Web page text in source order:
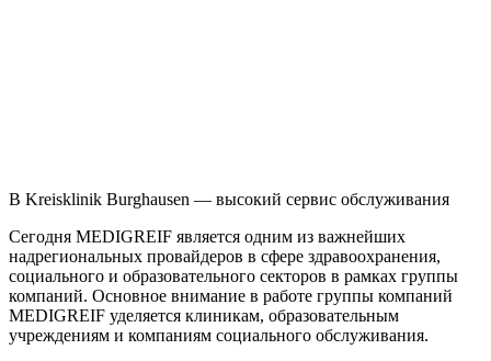
В Kreisklinik Burghausen — высокий сервис обслуживания
Сегодня MEDIGREIF является одним из важнейших
надрегиональных провайдеров в сфере здравоохранения,
социального и образовательного секторов в рамках группы
компаний. Основное внимание в работе группы компаний
MEDIGREIF уделяется клиникам, образовательным
учреждениям и компаниям социального обслуживания.